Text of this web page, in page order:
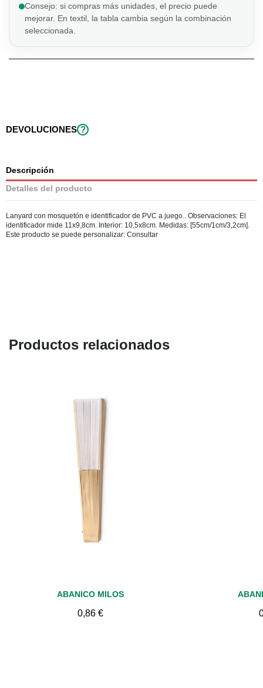
Consejo: si compras más unidades, el precio puede
mejorar. En textil, la tabla cambia según la combinación
seleccionada.
DEVOLUCIONES ?
Descripción
Detalles del producto
Lanyard con mosquetón e identificador de PVC a juego.. Observaciones: El
identificador mide 11x9,8cm. Interior: 10,5x8cm. Medidas: [55cm/1cm/3,2cm].
Este producto se puede personalizar: Consultar
Productos relacionados
Vista rápida
ABANICO MILOS
0,86 €